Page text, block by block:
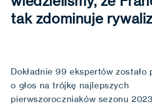
tak zdominuje
Dokładnie 99 ekspertów zostało
o głos na trójkę najlepszych
pierwszoroczniaków sezonu